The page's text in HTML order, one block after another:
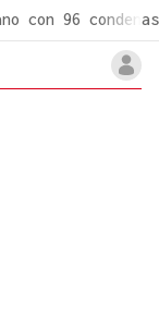
con 96 condenas